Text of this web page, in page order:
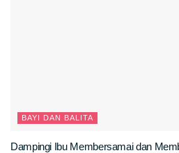
BAYI DAN BALITA
Dampingi Ibu Membersamai dan